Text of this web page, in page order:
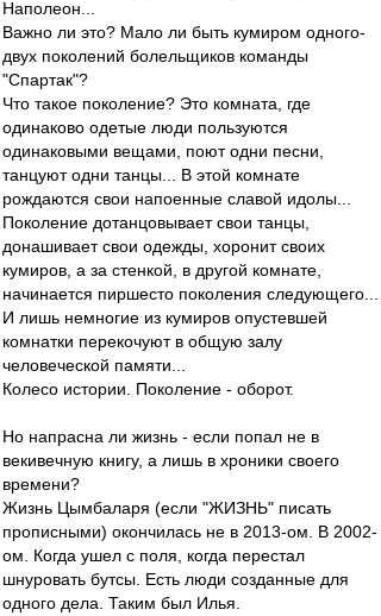
Наполеон...
Важно ли это? Мало ли быть кумиром одного-
двух поколений болельщиков команды
"Спартак"?
Что такое поколение? Это комната, где
одинаково одетые люди пользуются
одинаковыми вещами, поют одни песни,
танцуют одни танцы... В этой комнате
рождаются свои напоенные славой идолы...
Поколение дотанцовывает свои танцы,
донашивает свои одежды, хоронит своих
кумиров, а за стенкой, в другой комнате,
начинается пиршесто поколения следующего...
И лишь немногие из кумиров опустевшей
комнатки перекочуют в общую залу
человеческой памяти...
Колесо истории. Поколение - оборот.
Но напрасна ли жизнь - если попал не в
векивечную книгу, а лишь в хроники своего
времени?
Жизнь Цымбаларя (если "ЖИЗНЬ" писать
прописными) окончилась не в 2013-ом. В 2002-
ом. Когда ушел с поля, когда перестал
шнуровать бутсы. Есть люди созданные для
одного дела. Таким был Илья.